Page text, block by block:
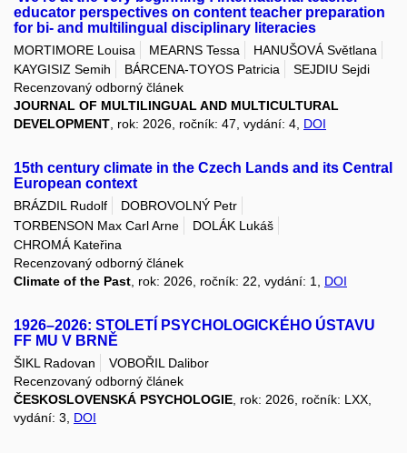
educator perspectives on content teacher preparation
for bi- and multilingual disciplinary literacies
MORTIMORE Louisa MEARNS Tessa
HANUŠOVÁ Světlana
KAYGISIZ Semih
BÁRCENA-TOYOS Patricia
SEJDIU Sejdi
Recenzovaný odborný článek
JOURNAL OF MULTILINGUAL AND MULTICULTURAL
DEVELOPMENT , rok: 2026, ročník: 47, vydání: 4, DOI
15th century climate in the Czech Lands and its Central
European context
BRÁZDIL Rudolf
DOBROVOLNÝ Petr
TORBENSON Max Carl Arne
DOLÁK Lukáš
CHROMÁ Kateřina
Recenzovaný odborný článek
Climate of the Past , rok: 2026, ročník: 22, vydání: 1, DOI
1926–2026: STOLETÍ PSYCHOLOGICKÉHO ÚSTAVU
FF MU V BRNĚ
ŠIKL Radovan
VOBOŘIL Dalibor
Recenzovaný odborný článek
ČESKOSLOVENSKÁ PSYCHOLOGIE, rok: 2026, ročník: LXX,
vydání: 3, DOI